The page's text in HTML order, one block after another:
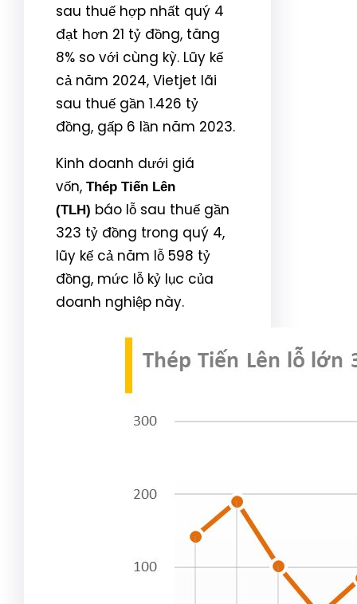
sau thuế hợp nhất quý 4
đạt hơn 21 tỷ đồng, tăng
8% so với cùng kỳ. Lũy kế
cả năm 2024, Vietjet lãi
sau thuế gần 1.426 tỷ
đồng, gấp 6 lần năm 2023.
Kinh doanh dưới giá
vốn, Thép Tiến Lên
(TLH) báo lỗ sau thuế gần
323 tỷ đồng trong quý 4,
lũy kế cả năm lỗ 598 tỷ
đồng, mức lỗ kỷ lục của
doanh nghiệp này.